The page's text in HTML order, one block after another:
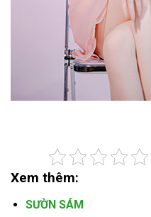
Xem thêm:
SƯỜN SÁM